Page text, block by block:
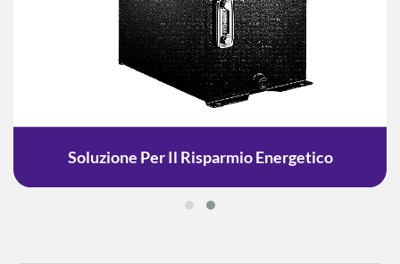
Soluzione Per Il Risparmio Energetico